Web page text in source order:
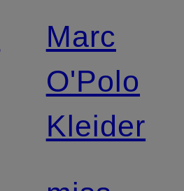
Marc
O'Polo
Kleider